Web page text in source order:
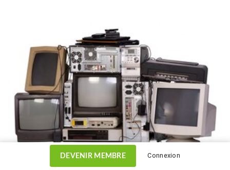
DEVENIR MEMBRE Connexion